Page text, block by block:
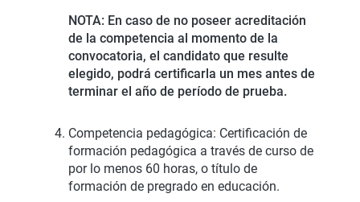
NOTA: En caso de no poseer acreditación
de la competencia al momento de la
convocatoria, el candidato que resulte
elegido, podrá certificarla un mes antes de
terminar el año de período de prueba.
Competencia pedagógica: Certificación de
formación pedagógica a través de curso de
por lo menos 60 horas, o título de
formación de pregrado en educación.